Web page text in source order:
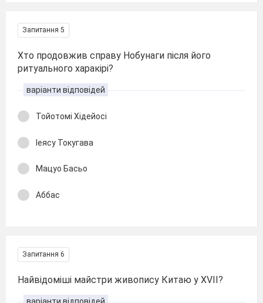
Запитання 5
Хто продовжив справу Нобунаги після його
ритуального харакірі?
варіанти відповідей
Тойотомі Хідейосі
Іеясу Токугава
Мацуо Басьо
Аббас
Запитання 6
Найвідоміші майстри живопису Китаю у ХVII?